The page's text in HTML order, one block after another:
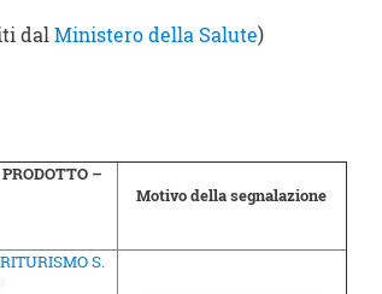
dalMinistero della Salute)
–
Motivo della segnalazione
S.